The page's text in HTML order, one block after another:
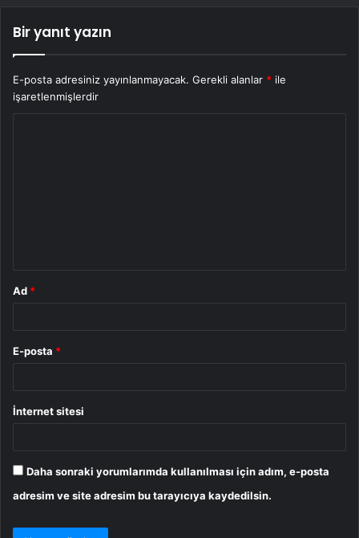
Bir yanıt yazın
E-posta adresiniz yayınlanmayacak. Gerekli alanlar * ile
işaretlenmişlerdir
Ad *
E-posta *
İnternet sitesi
Daha sonraki yorumlarımda kullanılması için adım, e-posta
adresim ve site adresim bu tarayıcıya kaydedilsin.